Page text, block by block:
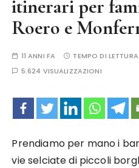
itinerari per
Roero e
11 ANNI FA TEMPO DI LETTURA:
5.624 VISUALIZZAZIONI
Prendiamo per mano i
vie selciate di piccoli